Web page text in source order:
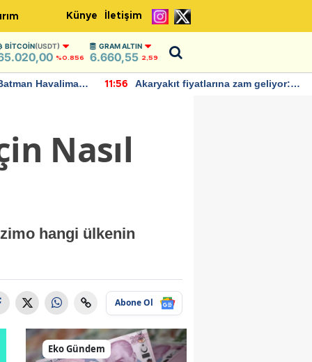
Künye İletişim
BITCOIN(USDT)
%0.856
GRAM ALTIN
6.660,55 2,59
Havalimanı
11:56
Akaryakıt fiyatlarına zam geliyor:
Nasıl
hangi ülkenin
Abone Ol
Eko Gündem